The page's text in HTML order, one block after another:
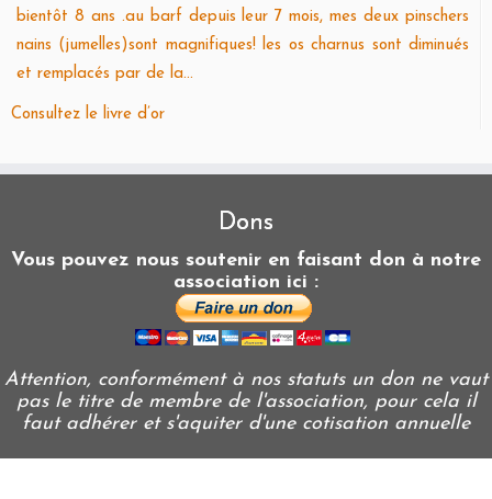
bientôt 8 ans .au barf depuis leur 7 mois, mes deux pinschers
nains (jumelles)sont magnifiques! les os charnus sont diminués
et remplacés par de la...
Consultez le livre d’or
Dons
Vous pouvez nous soutenir en faisant don à notre
association ici :
Attention, conformément à nos statuts un don ne vaut
pas le titre de membre de l'association, pour cela il
faut adhérer et s'aquiter d'une cotisation annuelle